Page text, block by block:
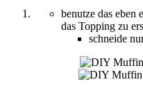
benutze das eben
das Topping zu
schneide